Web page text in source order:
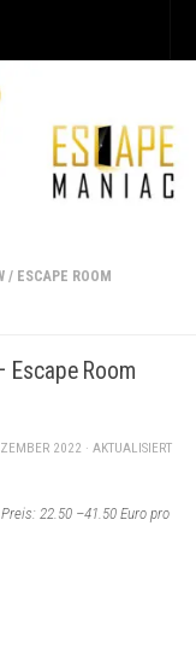
/ ESCAPE ROOM
Escape Room
2022 · AKTUALISIERT
22.50 –41.50 Euro pro